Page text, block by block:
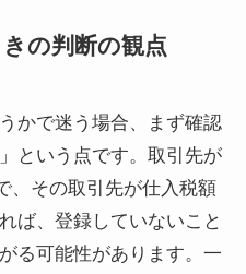
の判断の観点
かで迷う場合、まず確認
という点です。取引先が
、その取引先が仕入税額
ば、登録していないこと
る可能性があります。一